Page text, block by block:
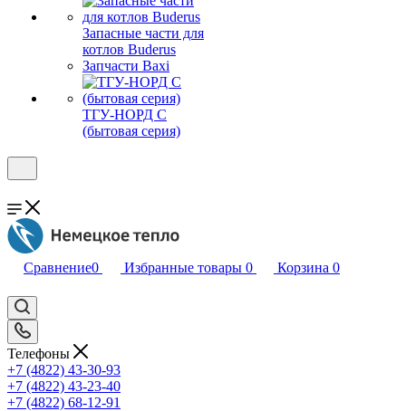
Запасные части для
котлов Buderus
Запчасти Baxi
ТГУ-НОРД С
(бытовая серия)
Сравнение0 Избранные товары 0 Корзина 0
Телефоны
+7 (4822) 43-30-93
+7 (4822) 43-23-40
+7 (4822) 68-12-91